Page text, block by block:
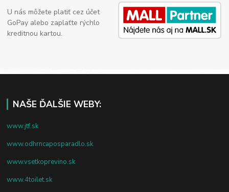
U nás môžete platiť cez účet
GoPay alebo zaplaťte rýchlo
kreditnou kartou.
NAŠE ĎALŠIE WEBY:
www.jtf.sk
www.odhrncaposparadlo.sk
www.vsetkoprevino.sk
www.4toilet.sk